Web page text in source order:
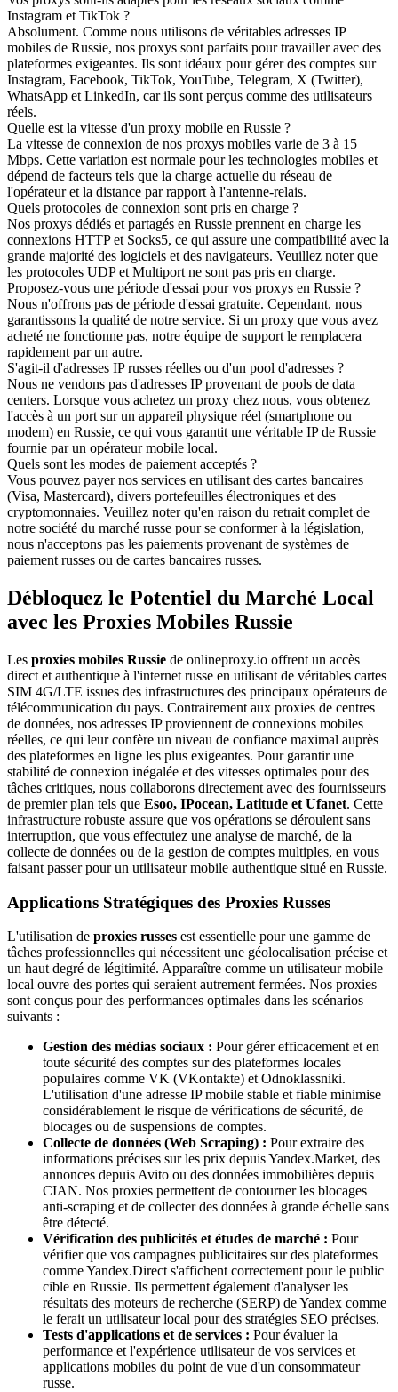
Instagram et TikTok ?
Absolument. Comme nous utilisons de véritables adresses IP
mobiles de Russie, nos proxys sont parfaits pour travailler avec des
plateformes exigeantes. Ils sont idéaux pour gérer des comptes sur
Instagram, Facebook, TikTok, YouTube, Telegram, X (Twitter),
WhatsApp et LinkedIn, car ils sont perçus comme des utilisateurs
réels.
Quelle est la vitesse d'un proxy mobile en Russie ?
La vitesse de connexion de nos proxys mobiles varie de 3 à 15
Mbps. Cette variation est normale pour les technologies mobiles et
dépend de facteurs tels que la charge actuelle du réseau de
l'opérateur et la distance par rapport à l'antenne-relais.
Quels protocoles de connexion sont pris en charge ?
Nos proxys dédiés et partagés en Russie prennent en charge les
connexions HTTP et Socks5, ce qui assure une compatibilité avec la
grande majorité des logiciels et des navigateurs. Veuillez noter que
les protocoles UDP et Multiport ne sont pas pris en charge.
Proposez-vous une période d'essai pour vos proxys en Russie ?
Nous n'offrons pas de période d'essai gratuite. Cependant, nous
garantissons la qualité de notre service. Si un proxy que vous avez
acheté ne fonctionne pas, notre équipe de support le remplacera
rapidement par un autre.
S'agit-il d'adresses IP russes réelles ou d'un pool d'adresses ?
Nous ne vendons pas d'adresses IP provenant de pools de data
centers. Lorsque vous achetez un proxy chez nous, vous obtenez
l'accès à un port sur un appareil physique réel (smartphone ou
modem) en Russie, ce qui vous garantit une véritable IP de Russie
fournie par un opérateur mobile local.
Quels sont les modes de paiement acceptés ?
Vous pouvez payer nos services en utilisant des cartes bancaires
(Visa, Mastercard), divers portefeuilles électroniques et des
cryptomonnaies. Veuillez noter qu'en raison du retrait complet de
notre société du marché russe pour se conformer à la législation,
nous n'acceptons pas les paiements provenant de systèmes de
paiement russes ou de cartes bancaires russes.
Débloquez le Potentiel du Marché Local
avec les Proxies Mobiles Russie
Les proxies mobiles Russie de onlineproxy.io offrent un accès
direct et authentique à l'internet russe en utilisant de véritables cartes
SIM 4G/LTE issues des infrastructures des principaux opérateurs de
télécommunication du pays. Contrairement aux proxies de centres
de données, nos adresses IP proviennent de connexions mobiles
réelles, ce qui leur confère un niveau de confiance maximal auprès
des plateformes en ligne les plus exigeantes. Pour garantir une
stabilité de connexion inégalée et des vitesses optimales pour des
tâches critiques, nous collaborons directement avec des fournisseurs
de premier plan tels que Esoo, IPocean, Latitude et Ufanet. Cette
infrastructure robuste assure que vos opérations se déroulent sans
interruption, que vous effectuiez une analyse de marché, de la
collecte de données ou de la gestion de comptes multiples, en vous
faisant passer pour un utilisateur mobile authentique situé en Russie.
Applications Stratégiques des Proxies Russes
L'utilisation de proxies russes est essentielle pour une gamme de
tâches professionnelles qui nécessitent une géolocalisation précise et
un haut degré de légitimité. Apparaître comme un utilisateur mobile
local ouvre des portes qui seraient autrement fermées. Nos proxies
sont conçus pour des performances optimales dans les scénarios
suivants :
Gestion des médias sociaux : Pour gérer efficacement et en
toute sécurité des comptes sur des plateformes locales
populaires comme VK (VKontakte) et Odnoklassniki.
L'utilisation d'une adresse IP mobile stable et fiable minimise
considérablement le risque de vérifications de sécurité, de
blocages ou de suspensions de comptes.
Collecte de données (Web Scraping) : Pour extraire des
informations précises sur les prix depuis Yandex.Market, des
annonces depuis Avito ou des données immobilières depuis
CIAN. Nos proxies permettent de contourner les blocages
anti-scraping et de collecter des données à grande échelle sans
être détecté.
Vérification des publicités et études de marché : Pour
vérifier que vos campagnes publicitaires sur des plateformes
comme Yandex.Direct s'affichent correctement pour le public
cible en Russie. Ils permettent également d'analyser les
résultats des moteurs de recherche (SERP) de Yandex comme
le ferait un utilisateur local pour des stratégies SEO précises.
Tests d'applications et de services : Pour évaluer la
performance et l'expérience utilisateur de vos services et
applications mobiles du point de vue d'un consommateur
russe.